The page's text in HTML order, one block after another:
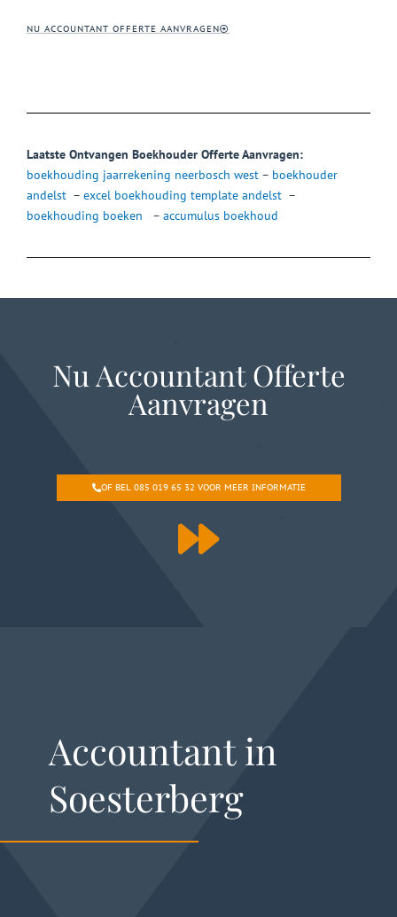
NU ACCOUNTANT OFFERTE AANVRAGEN
Laatste Ontvangen Boekhouder Offerte Aanvragen:
boekhouding jaarrekening neerbosch west – boekhouder
andelst – excel boekhouding template andelst –
boekhouding boeken
– accumulus boekhoud
Nu Accountant Offerte
Aanvragen
OF BEL 085 019 65 32 VOOR MEER INFORMATIE
Accountant in
Soesterberg